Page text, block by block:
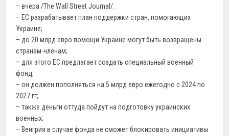
– вчера /The Wall Street Journal/:
– ЕС разрабатывает план поддержки стран, помогающих
Украине;
– до 20 млрд евро помощи Украине могут быть возвращены
странам-членам;
– для этого ЕС предлагает создать специальный военный
фонд;
– он должен пополняться на 5 млрд евро ежегодно с 2024 по
2027 гг;
– также деньги оттуда пойдут на подготовку украинских
военных;
– Венгрия в случае фонда не сможет блокировать инициативы